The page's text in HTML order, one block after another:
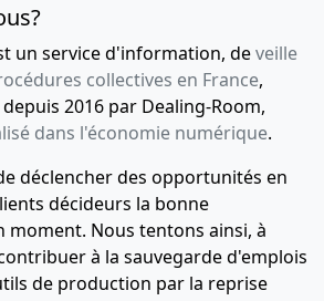
un service d'information, deveille
collectives en France,
2016 par Dealing-Room,
dans l'économie numérique.
déclencher des opportunités en
décideurs la bonne
Nous tentons ainsi, à
à la sauvegarde d'emplois
de production par la reprise